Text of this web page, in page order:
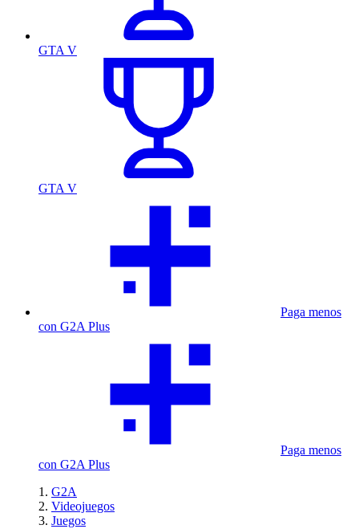
GTA V
GTA V
Paga menos
con G2A Plus
Paga menos
con G2A Plus
G2A
Videojuegos
Juegos